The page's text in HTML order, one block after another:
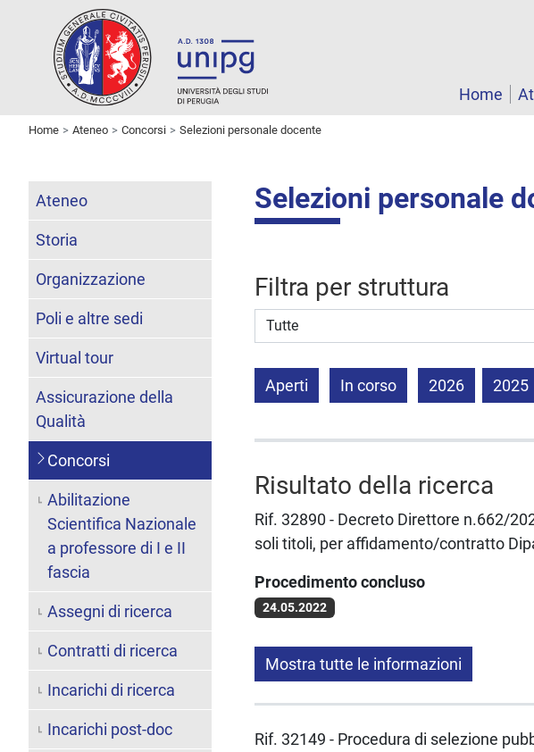
Home
Home Ateneo Concorsi Selezioni personale docente
Selezioni personale
Filtra per struttura
Struttura stipulante
Aperti In corso 2026 2025
Risultato della ricerca
Rif. 32890 - Decreto Direttore n.662/
soli titoli, per affidamento/contratto
Procedimento concluso
24.05.2022
Mostra tutte le informazioni
Rif. 32149 - Procedura di selezione
Ateneo
Storia
Organizzazione
Poli e altre sedi
Virtual tour
Assicurazione della
Qualità
Concorsi
Abilitazione
Scientifica Nazionale
a professore di I e II
fascia
Assegni di ricerca
Contratti di ricerca
Incarichi di ricerca
Incarichi post-doc